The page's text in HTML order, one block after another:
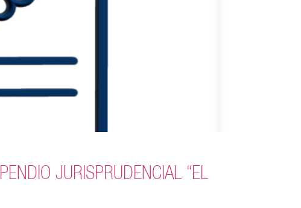
JURISPRUDENCIAL “EL